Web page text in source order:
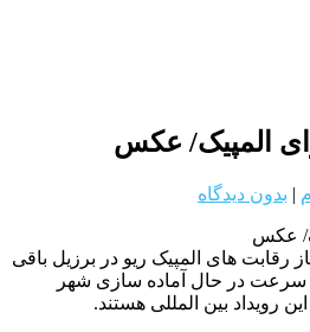
المپیک/ عکس
| بدون دیدگاه
عکس
۲ ماه تا آغاز رقابت های المپیک ریو در برزیل باقی
سرعت در حال آماده سازی شهر
رویداد بین المللی هستند.